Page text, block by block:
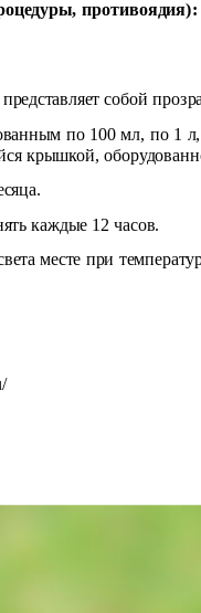
собой
по 100 мл, по 1
крышкой,
каждые 12 часов.
месте при